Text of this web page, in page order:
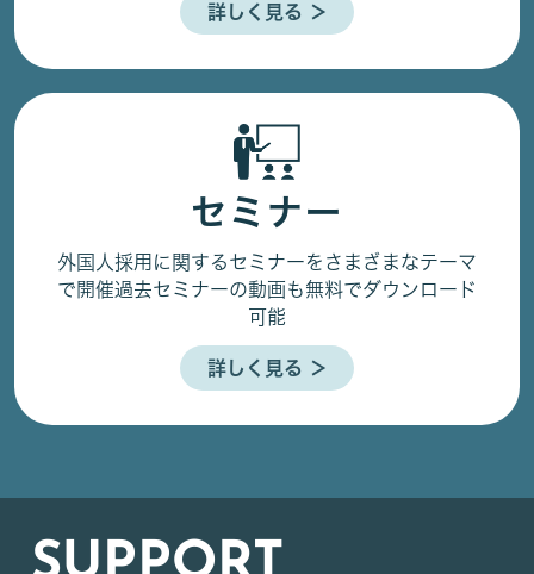
詳しく見る ＞
セミナー
外国人採用に関するセミナーをさまざまなテーマ
で開催過去セミナーの動画も無料でダウンロード
可能
詳しく見る ＞